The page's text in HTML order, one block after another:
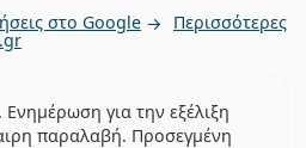
στο Google Περισσότερες
για την εξέλιξη
παραλαβή. Προσεγμένη